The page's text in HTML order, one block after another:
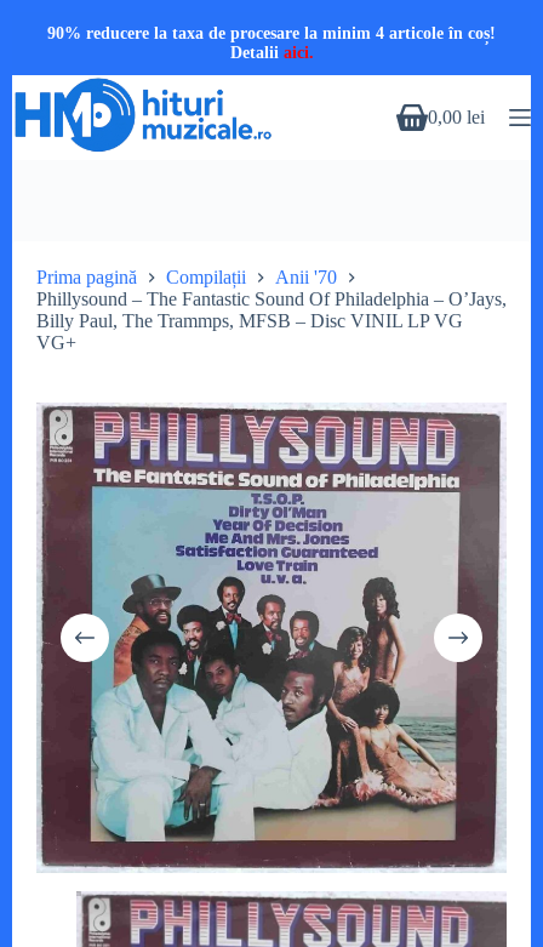
90% reducere la taxa de procesare la minim 4 articole în coș!
Detalii aici.
conținut
Coș0,00 lei
Prima pagină Compilații
Anii '70
Phillysound – The Fantastic Sound Of Philadelphia – O’Jays,
Billy Paul, The Trammps, MFSB – Disc VINIL LP VG
VG+